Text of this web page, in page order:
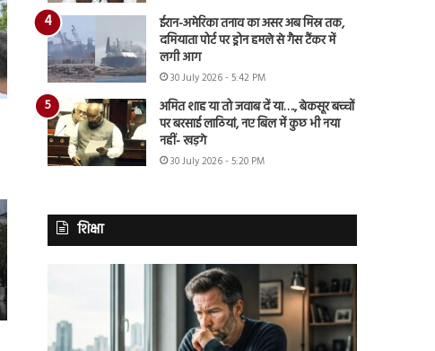
ईरान-अमेरिका तनाव का असर अब मिस्र तक,
दमियाता पोर्ट पर ड्रोन हमले से गैस टैंकर में
लगी आग
30 July 2026 - 5:42 PM
अमित शाह या तो जवाब दें या…., बेकसूर बच्चों
पर बरसाई लाठियां, नए बिल में कुछ भी नया
नहीं- खड़गे
30 July 2026 - 5:20 PM
शिक्षा